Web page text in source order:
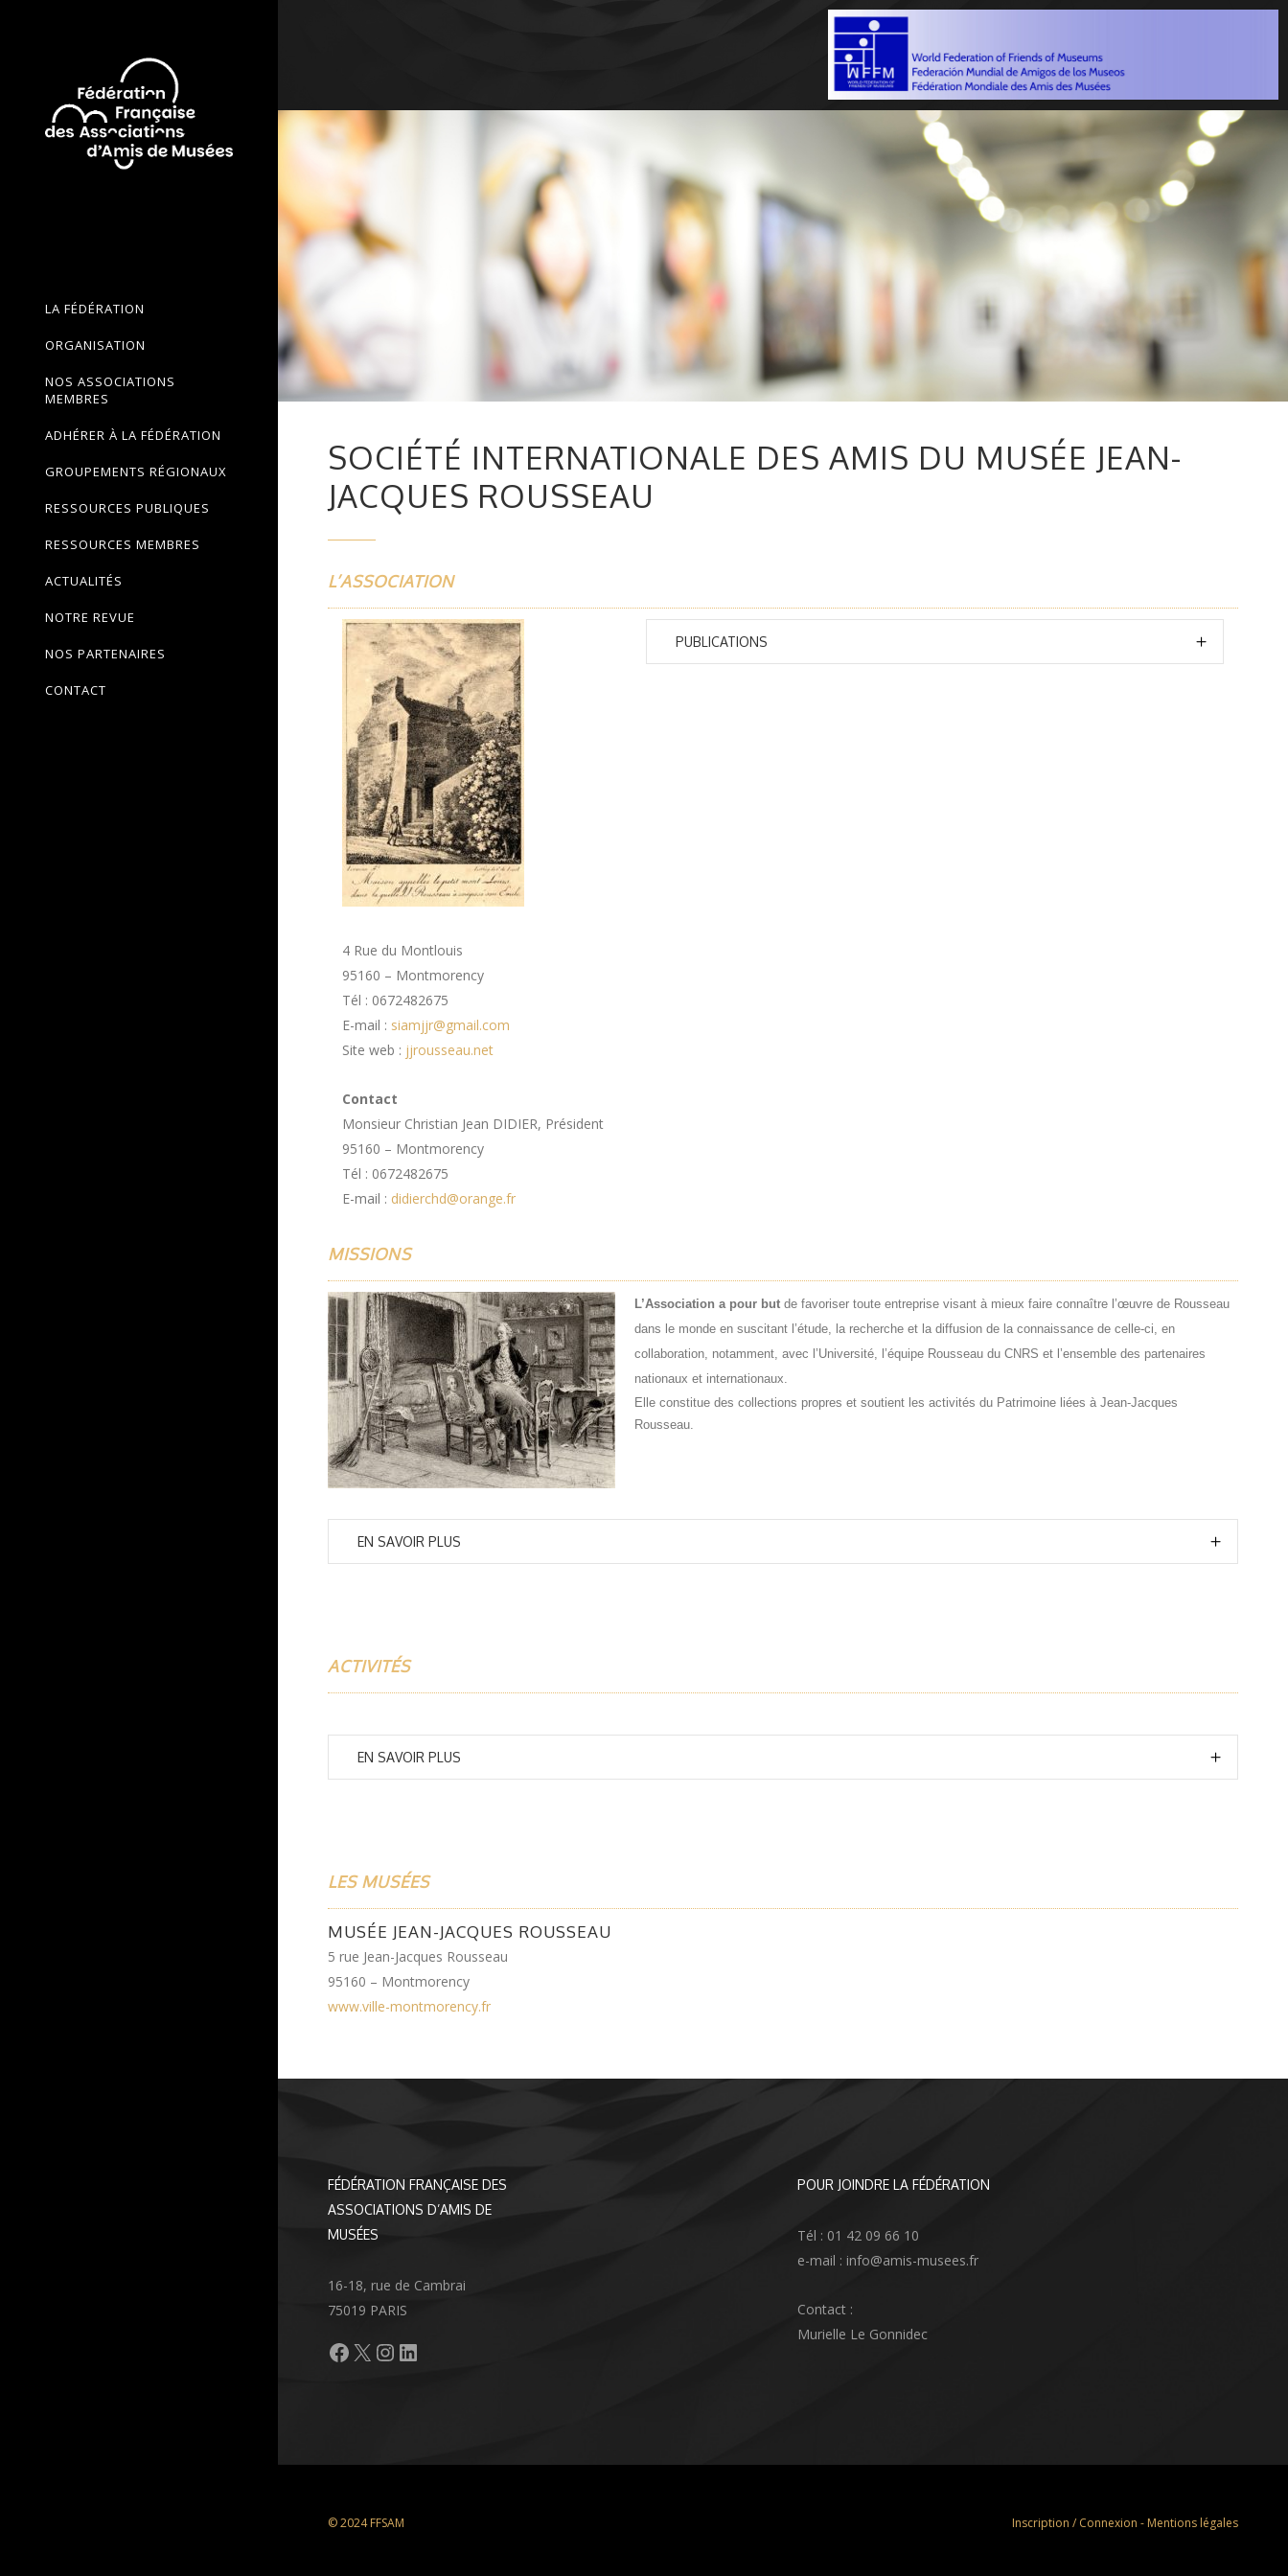
LA FÉDÉRATION
ORGANISATION
NOS ASSOCIATIONS
MEMBRES
ADHÉRER À LA FÉDÉRATION
GROUPEMENTS RÉGIONAUX
RESSOURCES PUBLIQUES
RESSOURCES MEMBRES
ACTUALITÉS
NOTRE REVUE
NOS PARTENAIRES
CONTACT
SOCIÉTÉ INTERNATIONALE DES AMIS DU MUSÉE JEAN-
JACQUES ROUSSEAU
L’ASSOCIATION
4 Rue du Montlouis
95160 – Montmorency
Tél : 0672482675
E-mail : siamjjr@gmail.com
Site web : jjrousseau.net
Contact
Monsieur Christian Jean DIDIER, Président
95160 – Montmorency
Tél : 0672482675
E-mail : didierchd@orange.fr
PUBLICATIONS
MISSIONS
L’Association a pour but de favoriser toute entreprise visant à mieux faire connaître l’œuvre de Rousseau
dans le monde en suscitant l’étude, la recherche et la diffusion de la connaissance de celle-ci, en
collaboration, notamment, avec l’Université, l’équipe Rousseau du CNRS et l’ensemble des partenaires
nationaux et internationaux.
Elle constitue des collections propres et soutient les activités du Patrimoine liées à Jean-Jacques
Rousseau.
EN SAVOIR PLUS
ACTIVITÉS
EN SAVOIR PLUS
LES MUSÉES
MUSÉE JEAN-JACQUES ROUSSEAU
5 rue Jean-Jacques Rousseau
95160 – Montmorency
www.ville-montmorency.fr
FÉDÉRATION FRANÇAISE DES
ASSOCIATIONS D’AMIS DE
MUSÉES
16-18, rue de Cambrai
75019 PARIS
Facebook
X Instagram
LinkedIn
POUR JOINDRE LA FÉDÉRATION
Tél : 01 42 09 66 10
e-mail : info@amis-musees.fr
Contact :
Murielle Le Gonnidec
© 2024 FFSAM Inscription / Connexion - Mentions légales